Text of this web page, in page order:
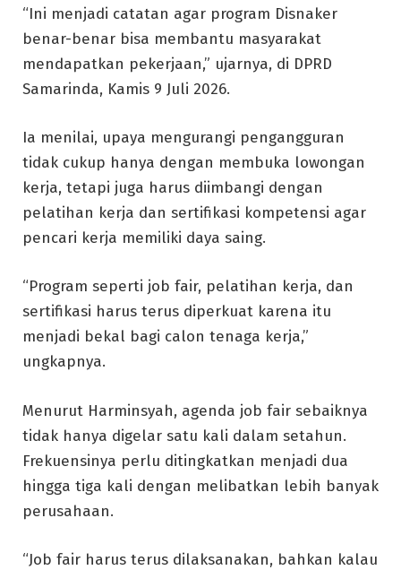
“Ini menjadi catatan agar program Disnaker
benar-benar bisa membantu masyarakat
mendapatkan pekerjaan,” ujarnya, di DPRD
Samarinda, Kamis 9 Juli 2026.
Ia menilai, upaya mengurangi pengangguran
tidak cukup hanya dengan membuka lowongan
kerja, tetapi juga harus diimbangi dengan
pelatihan kerja dan sertifikasi kompetensi agar
pencari kerja memiliki daya saing.
“Program seperti job fair, pelatihan kerja, dan
sertifikasi harus terus diperkuat karena itu
menjadi bekal bagi calon tenaga kerja,”
ungkapnya.
Menurut Harminsyah, agenda job fair sebaiknya
tidak hanya digelar satu kali dalam setahun.
Frekuensinya perlu ditingkatkan menjadi dua
hingga tiga kali dengan melibatkan lebih banyak
perusahaan.
“Job fair harus terus dilaksanakan, bahkan kalau